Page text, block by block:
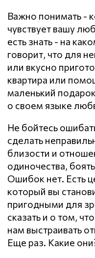
Важно понимать -
чувствует вашу
есть знать - на
говорит, что для
или вкусно
квартира или
маленький
о своем языке
Не бойтесь
сделать
близости и
одиночества,
Ошибок нет. Есть
который вы
пригодными для
сказать и о том,
нам выстраивать
Еще раз. Какие